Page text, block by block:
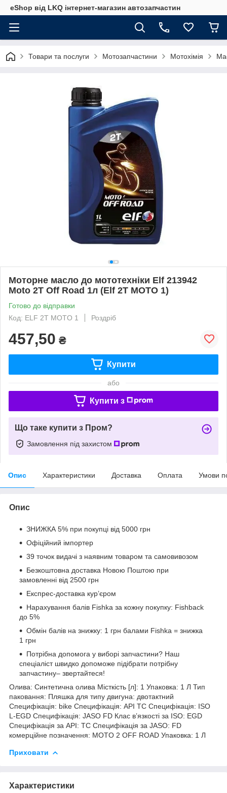
eShop від LKQ інтернет-магазин автозапчастин
Товари та послуги Мотозапчастини Мотохімія
Моторне масло до мототехніки Elf 213942
Moto 2T Off Road 1л (Elf 2T MOTO 1)
Готово до відправки
Код: ELF 2T MOTO 1
Роздріб
457,50 ₴
Купити
або
Купити з
Що таке купити з Пром?
Замовлення під захистом
Опис Характеристики Доставка Оплата Умови
Опис
ЗНИЖКА 5% при покупці від 5000 грн
Офіційний імпортер
39 точок видачі з наявним товаром та самовивозом
Безкоштовна доставка Новою Поштою при
замовленні від 2500 грн
Експрес-доставка кур’єром
Нарахування балів Fishka за кожну покупку: Fishback
до 5%
Обмін балів на знижку: 1 грн балами Fishka = знижка
1 грн
Потрібна допомога у виборі запчастини? Наш
спеціаліст швидко допоможе підібрати потрібну
запчастину– звертайтеся!
Олива: Синтетична олива Місткість [л]: 1 Упаковка: 1 Л Тип
паковання: Пляшка для типу двигуна: двотактний
Специфікація: bike Специфікація: API TC Специфікація: ISO
L-EGD Специфікація: JASO FD Клас в’язкості за ISO: EGD
Специфікація за API: TC Специфікація за JASO: FD
комерційне позначення: MOTO 2 OFF ROAD Упаковка: 1 Л
Приховати
Характеристики